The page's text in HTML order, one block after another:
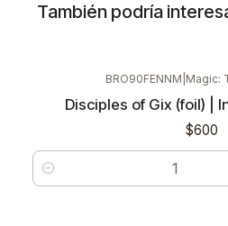
También podría
BRO90FENNM Magic:
Disciples of Gix (foil) |
$600
Cantidad